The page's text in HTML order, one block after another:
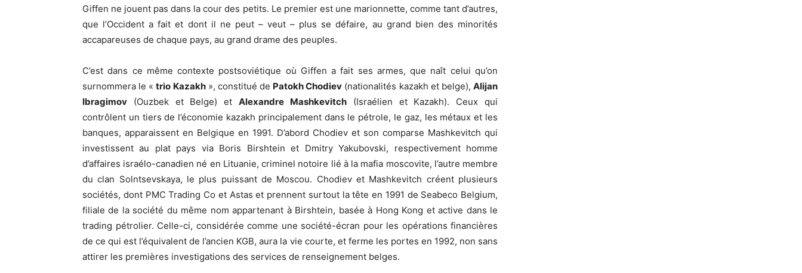
Giffen ne jouent pas dans la cour des petits. Le premier est une marionnette, comme tant d’autres,
que l’Occident a fait et dont il ne peut – veut – plus se défaire, au grand bien des minorités
accapareuses de chaque pays, au grand drame des peuples.
C’est dans ce même contexte postsoviétique où Giffen a fait ses armes, que naît celui qu’on
surnommera le «trio Kazakh», constitué de PatokhChodiev (nationalités kazakh et belge),Alijan
Ibragimov (Ouzbek et Belge) etAlexandre Mashkevitch(Israélien et Kazakh). Ceux qui
contrôlent un tiers de l’économie kazakh principalement dans le pétrole, le gaz, les métaux et les
banques, apparaissent en Belgique en 1991. D’abord Chodiev et son comparse Mashkevitch qui
investissent au plat pays via Boris Birshtein et Dmitry Yakubovski, respectivement homme
d’affaires israélo-canadien né en Lituanie, criminel notoire lié à la mafia moscovite, l’autre membre
du clan Solntsevskaya, le plus puissant de Moscou. Chodiev et Mashkevitch créent plusieurs
sociétés, dont PMC Trading Co et Astas et prennent surtout la tête en 1991 de Seabeco Belgium,
filiale de la société du même nom appartenant à Birshtein, basée à Hong Kong et active dans le
trading pétrolier. Celle-ci, considérée comme une société-écran pour les opérations financières
de ce qui est l’équivalent de l’ancien KGB, aura la vie courte, et ferme les portes en 1992, non sans
attirer les premières investigations des services de renseignement belges.